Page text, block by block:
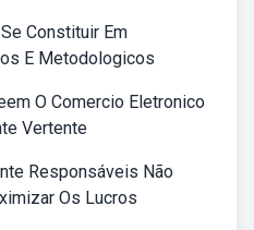
Constituir Em
E Metodologicos
O Comercio Eletronico
Vertente
Responsáveis Não
Os Lucros